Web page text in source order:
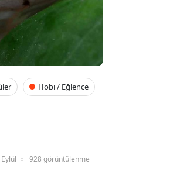
Hobi / Eğlence
928 görüntülenme